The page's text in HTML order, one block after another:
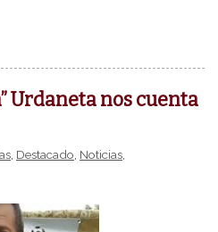
Urdaneta nos cuenta
Destacado Noticias